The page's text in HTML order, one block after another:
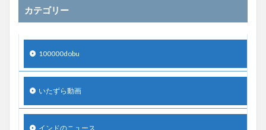
カテゴリー
100000dobu
いたずら動画
インドのニュース